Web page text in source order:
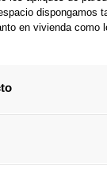
dispongamos
en vivienda como